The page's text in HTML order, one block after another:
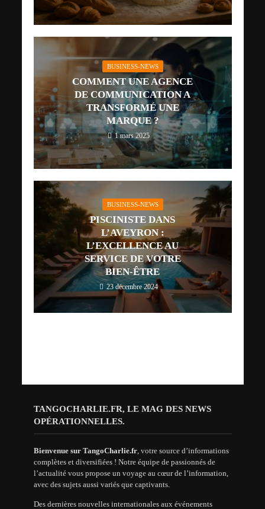
BUSINESS-NEWS
COMMENT UNE AGENCE
DE COMMUNICATION A
TRANSFORMÉ UNE
MARQUE ?
1 mars 2025
BUSINESS-NEWS
PISCINISTE DANS
L’AVEYRON :
L’EXCELLENCE AU
SERVICE DE VOTRE
BIEN-ÊTRE
23 décembre 2024
TANGOCHARLIE.FR, LE MAG DES NEWS
OPÉRATIONNELLES.
Bienvenue sur TangoCharlie.fr, votre source d’informations
complètes et diversifiées ! Notre équipe de passionnés de
l’actualité vous propose un voyage au cœur de l’information,
avec des sujets aussi variés que captivants.
Des dernières nouvelles internationales aux événements